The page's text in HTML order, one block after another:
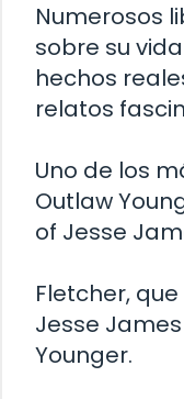
Numerosos
sobre su
hechos
relatos
Uno de los
Outlaw
of Jesse
Fletcher,
Jesse
Younger.